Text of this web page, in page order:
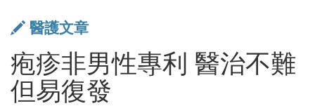
醫護文章
疱疹非男性專利 醫治不難
但易復發